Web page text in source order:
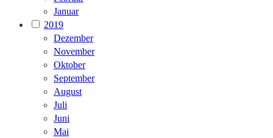
Januar
2019
Dezember
November
Oktober
September
August
Juli
Juni
Mai